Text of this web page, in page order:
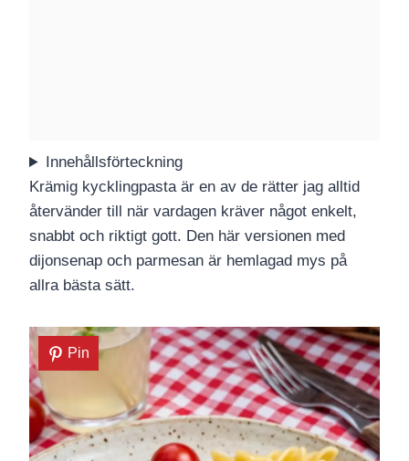
Innehållsförteckning
Krämig kycklingpasta är en av de rätter jag alltid
återvänder till när vardagen kräver något enkelt,
snabbt och riktigt gott. Den här versionen med
dijonsenap och parmesan är hemlagad mys på
allra bästa sätt.
Pin